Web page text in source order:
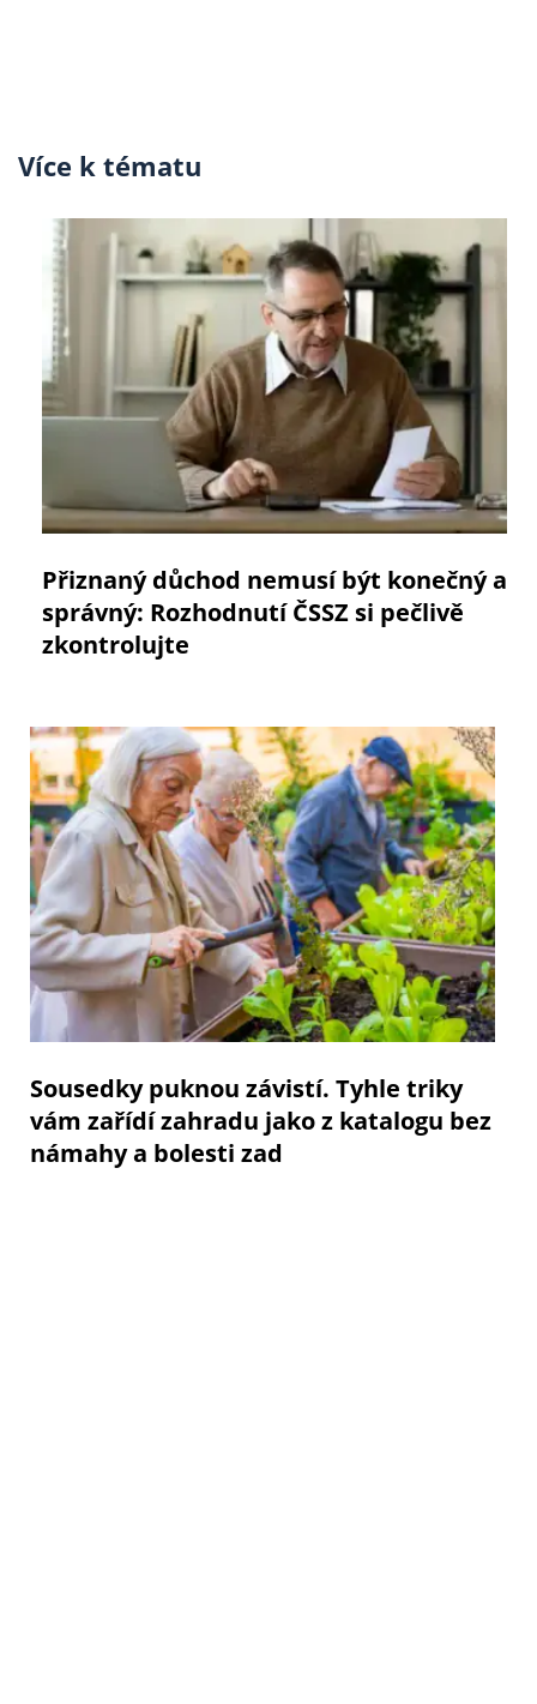
Více k tématu
Přiznaný důchod nemusí být konečný a
správný: Rozhodnutí ČSSZ si pečlivě
zkontrolujte
Sousedky puknou závistí. Tyhle triky
vám zařídí zahradu jako z katalogu bez
námahy a bolesti zad